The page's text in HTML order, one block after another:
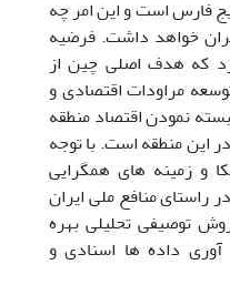
فارس است و این امر چه
خواهد داشت. فرضیه
که هدف اصلی چین از
مراودات اقتصادی و
نمودن اقتصاد منطقه
این منطقه است. با توجه
و زمینه های همگرایی
راستای منافع ملی ایران
توصیفی تحلیلی بهره
داده ها اسنادی و